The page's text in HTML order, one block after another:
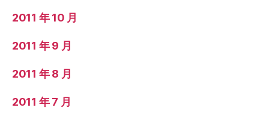
2011 年 10 月
2011 年 9 月
2011 年 8 月
2011 年 7 月